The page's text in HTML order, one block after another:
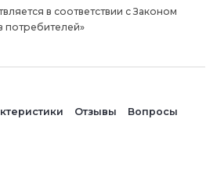
в соответствии с Законом
потребителей»
Отзывы Вопросы